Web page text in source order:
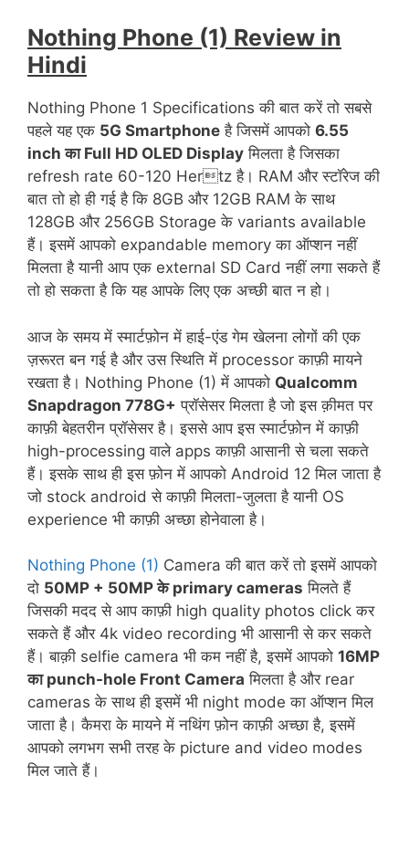
Nothing Phone (1) Review in
Hindi
Nothing Phone 1 Specifications की बात करें तो सबसे
पहले यह एक 5G Smartphone है जिसमें आपको 6.55
inch का Full HD OLED Display मिलता है जिसका
refresh rate 60-120 Hertz है। RAM और स्टॉरेज की
बात तो हो ही गई है कि 8GB और 12GB RAM के साथ
128GB और 256GB Storage के variants available
हैं। इसमें आपको expandable memory का ऑप्शन नहीं
मिलता है यानी आप एक external SD Card नहीं लगा सकते हैं
तो हो सकता है कि यह आपके लिए एक अच्छी बात न हो।
आज के समय में स्मार्टफ़ोन में हाई-एंड गेम खेलना लोगों की एक
ज़रूरत बन गई है और उस स्थिति में processor काफ़ी मायने
रखता है। Nothing Phone (1) में आपको Qualcomm
Snapdragon 778G+ प्रॉसेसर मिलता है जो इस क़ीमत पर
काफ़ी बेहतरीन प्रॉसेसर है। इससे आप इस स्मार्टफ़ोन में काफ़ी
high-processing वाले apps काफ़ी आसानी से चला सकते
हैं। इसके साथ ही इस फ़ोन में आपको Android 12 मिल जाता है
जो stock android से काफ़ी मिलता-जुलता है यानी OS
experience भी काफ़ी अच्छा होनेवाला है।
Nothing Phone (1) Camera की बात करें तो इसमें आपको
दो 50MP + 50MP के primary cameras मिलते हैं
जिसकी मदद से आप काफ़ी high quality photos click कर
सकते हैं और 4k video recording भी आसानी से कर सकते
हैं। बाक़ी selfie camera भी कम नहीं है, इसमें आपको 16MP
का punch-hole Front Camera मिलता है और rear
cameras के साथ ही इसमें भी night mode का ऑप्शन मिल
जाता है। कैमरा के मायने में नथिंग फ़ोन काफ़ी अच्छा है, इसमें
आपको लगभग सभी तरह के picture and video modes
मिल जाते हैं।